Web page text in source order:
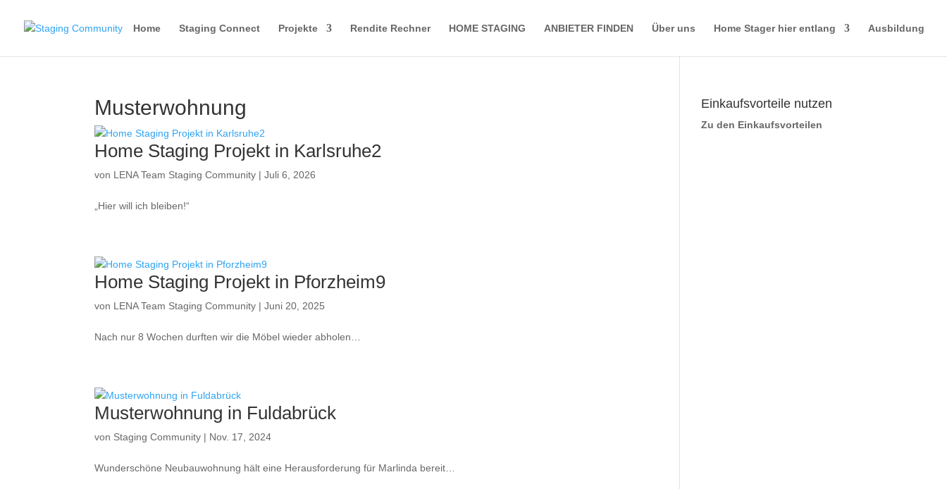
Home Staging Connect Projekte Rendite Rechner HOME STAGING ANBIETER FINDEN Über uns Home Stager hier entlang Ausbildung
Musterwohnung
Home Staging Projekt in Karlsruhe2
von LENA Team Staging Community |Juli 6, 2026
„Hier will ich bleiben!“
Home Staging Projekt in Pforzheim9
von LENA Team Staging Community |Juni 20, 2025
Nach nur 8 Wochen durften wir die Möbel wieder abholen…
Musterwohnung in Fuldabrück
von Staging Community | Nov. 17, 2024
Wunderschöne Neubauwohnung hält eine Herausforderung für Marlinda bereit…
Einkaufsvorteile nutzen
Zu den Einkaufsvorteilen